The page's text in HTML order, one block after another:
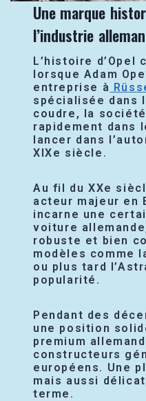
Une marque
l’industrie
L’histoire d’Opel
lorsque Adam
entreprise à
spécialisée dans
coudre, la
rapidement dans
lancer dans
XIXe siècle.
Au fil du XXe
acteur majeur en
incarne une
voiture
robuste et bien
modèles comme
ou plus tard
popularité.
Pendant des
une position
premium
constructeurs
européens. Une
mais aussi
terme.